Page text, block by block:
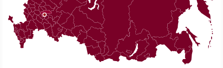
Телефон администрации:
8 (83166) 4-14-63
Нижегородская область, г. Княгинино, ул.
official@adm.kng.nnov.ru